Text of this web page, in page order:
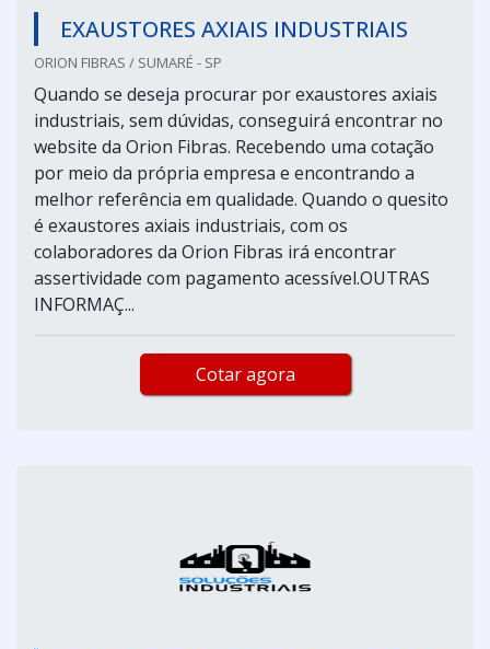
EXAUSTORES AXIAIS INDUSTRIAIS
ORION FIBRAS / SUMARÉ - SP
Quando se deseja procurar por exaustores axiais
industriais, sem dúvidas, conseguirá encontrar no
website da Orion Fibras. Recebendo uma cotação
por meio da própria empresa e encontrando a
melhor referência em qualidade. Quando o quesito
é exaustores axiais industriais, com os
colaboradores da Orion Fibras irá encontrar
assertividade com pagamento acessível.OUTRAS
INFORMAÇ...
Cotar agora